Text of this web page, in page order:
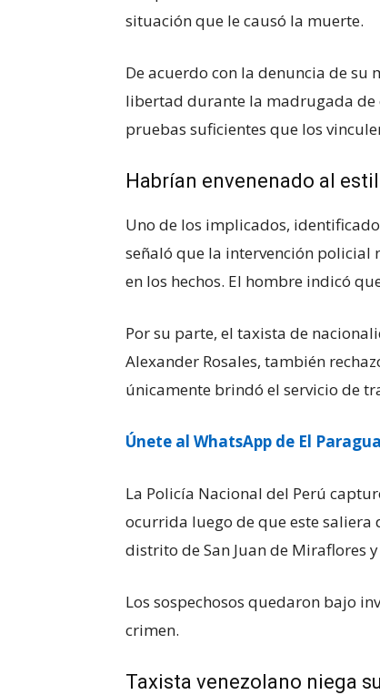
situación que le causó la muerte.
De acuerdo con la denuncia de su
libertad durante la madrugada de
pruebas suficientes que los
Habrían envenenado al
Uno de los implicados,
señaló que la intervención policial
en los hechos. El hombre indicó
Por su parte, el taxista de
Alexander Rosales, también
únicamente brindó el servicio de
Únete al WhatsApp de El
La Policía Nacional del Perú
ocurrida luego de que este saliera
distrito de San Juan de Miraflores
Los sospechosos quedaron bajo
crimen.
Taxista venezolano niega